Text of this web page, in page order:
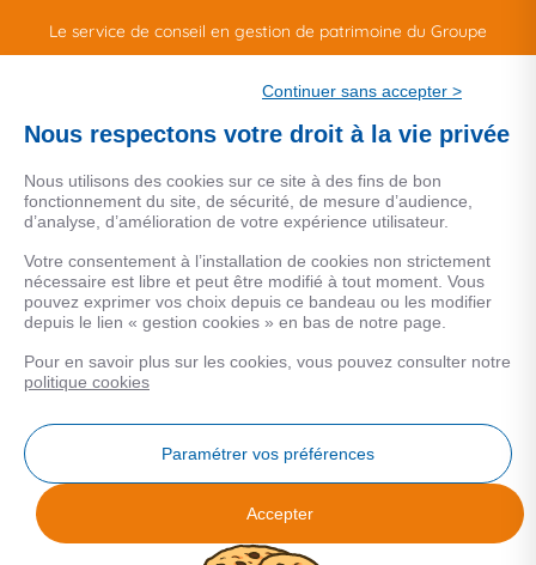
Le service de conseil en gestion de patrimoine du Groupe
MENTIONS LEGALES
Données personnelles
COOKIES
Analyse des performances
© 2026 Facilogi - Solutions en stratégie et intelligence immobilière
Continuer sans accepter >
Nous respectons votre droit à la vie privée
Nous utilisons des cookies sur ce site à des fins de bon
fonctionnement du site, de sécurité, de mesure d’audience,
d’analyse, d’amélioration de votre expérience utilisateur.
Votre consentement à l’installation de cookies non strictement
nécessaire est libre et peut être modifié à tout moment. Vous
pouvez exprimer vos choix depuis ce bandeau ou les modifier
depuis le lien « gestion cookies » en bas de notre page.
Pour en savoir plus sur les cookies, vous pouvez consulter notre
politique cookies
Paramétrer vos préférences
Accepter